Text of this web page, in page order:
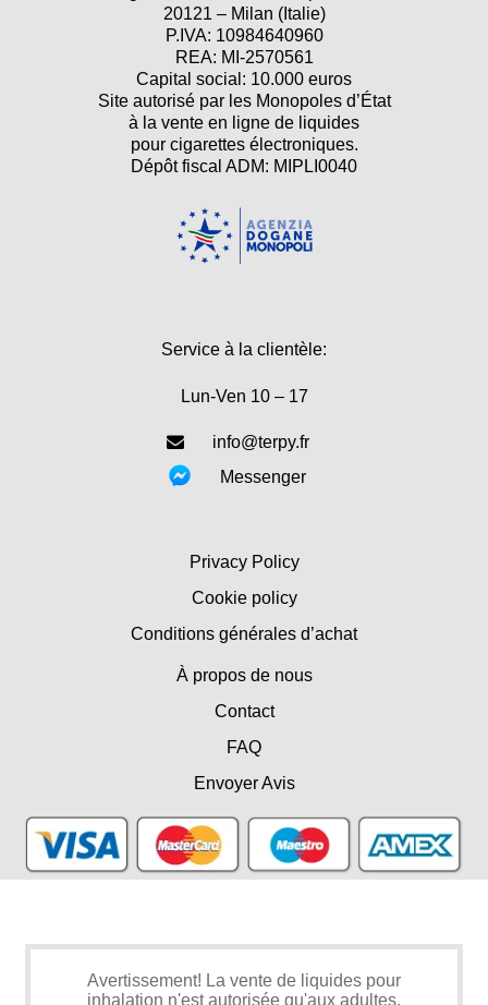
20121 – Milan (Italie)
P.IVA: 10984640960
REA: MI-2570561
Capital social: 10.000 euros
Site autorisé par les Monopoles d’État
à la vente en ligne de liquides
pour cigarettes électroniques.
Dépôt fiscal ADM: MIPLI0040
Service à la clientèle:
Lun-Ven 10 – 17
info@terpy.fr
Messenger
Privacy Policy
Cookie policy
Conditions générales d’achat
À propos de nous
Contact
FAQ
Envoyer Avis
Avertissement! La vente de liquides pour
inhalation n'est autorisée qu'aux adultes.